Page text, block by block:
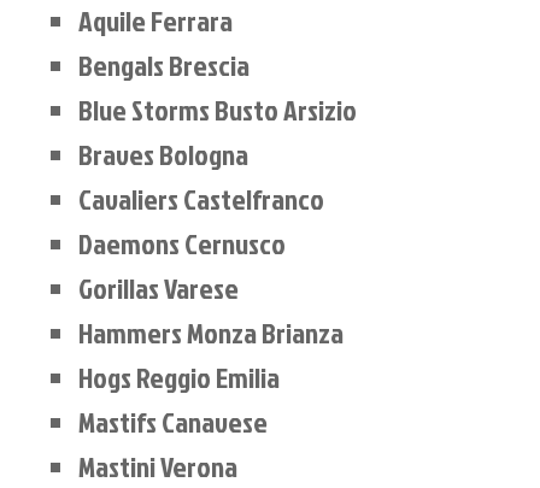
Aquile Ferrara
Bengals Brescia
Blue Storms Busto Arsizio
Braves Bologna
Cavaliers Castelfranco
Daemons Cernusco
Gorillas Varese
Hammers Monza Brianza
Hogs Reggio Emilia
Mastifs Canavese
Mastini Verona